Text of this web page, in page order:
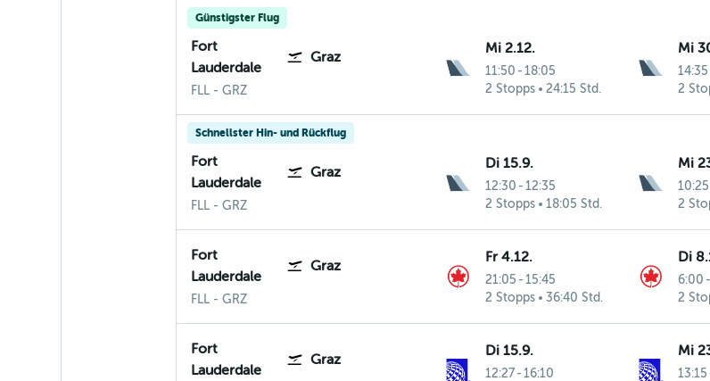
Günstigster Flug
Fort
Lauderdale
Graz
FLL Fort Lauderdale-Hollywood
- GRZ
Mi 2.12.
11:50 - 18:05
2 Stopps
24:15 Std.
Mi
14:35
2
Schnellster Hin- und Rückflug
Fort
Lauderdale
Graz
FLL Fort Lauderdale-Hollywood
- GRZ
Di 15.9.
12:30 - 12:35
2 Stopps
18:05 Std.
Mi
10:25
2
Fort
Lauderdale
Graz
FLL Fort Lauderdale-Hollywood
- GRZ
Fr 4.12.
21:05 - 15:45
2 Stopps
36:40 Std.
Di
6:00 -
2
Fort
Lauderdale
Graz
Di 15.9.
12:27 - 16:10
Mi
13:15